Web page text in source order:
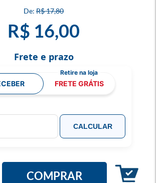
R$ 17,80
R$ 16,00
COMPRAR
Frete e prazo
FRETE GRÁTIS
CALCULAR